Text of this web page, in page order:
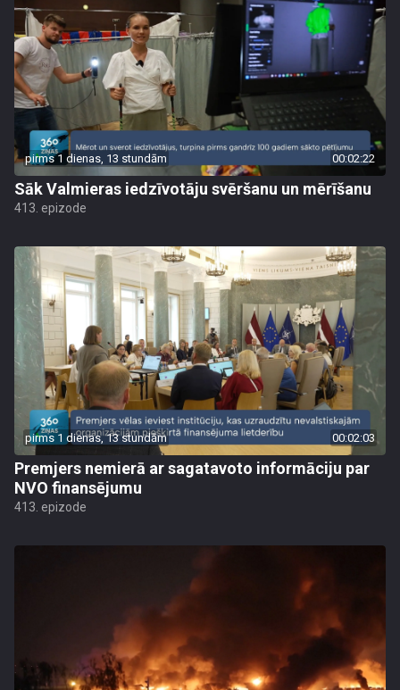
pirms 1 dienas, 13 stundām 00:02:22
Sāk Valmieras iedzīvotāju svēršanu un mērīšanu
413. epizode
pirms 1 dienas, 13 stundām 00:02:03
Premjers nemierā ar sagatavoto informāciju par
NVO finansējumu
413. epizode